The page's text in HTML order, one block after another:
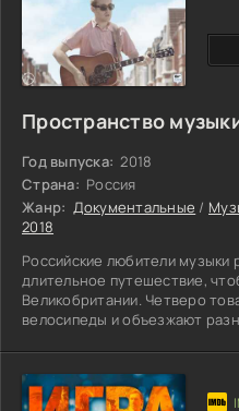
Пространство
Год выпуска: 2018
Страна: Россия
Жанр: Документальные /
2018
Российские любители музыки
длительное путешествие,
Великобритании. Четверо
велосипеды и объезжают
Путешественники
Ноттингем, Манчестер и
услышав пение уличных